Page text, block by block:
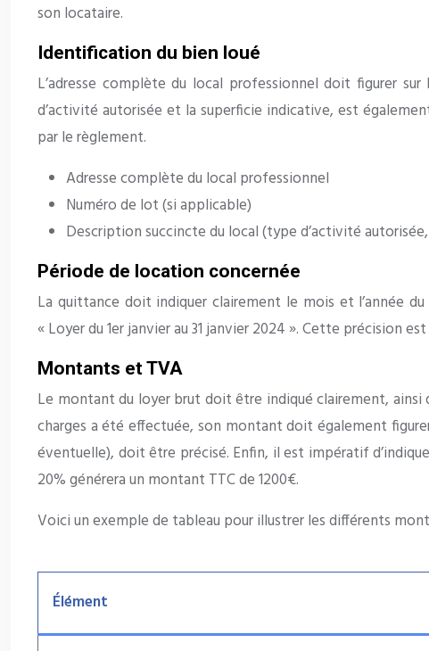
son locataire.
Identification du bien loué
L’adresse complète du local professionnel doit figurer
d’activité autorisée et la superficie indicative, est
par le règlement.
Adresse complète du local professionnel
Numéro de lot (si applicable)
Description succincte du local (type d’activité
Période de location concernée
La quittance doit indiquer clairement le mois et l’année
« Loyer du 1er janvier au 31 janvier 2024 ». Cette
Montants et TVA
Le montant du loyer brut doit être indiqué clairement, ainsi
charges a été effectuée, son montant doit également
éventuelle), doit être précisé. Enfin, il est impératif
20% générera un montant TTC de 1200€.
Voici un exemple de tableau pour illustrer les différents
Élément